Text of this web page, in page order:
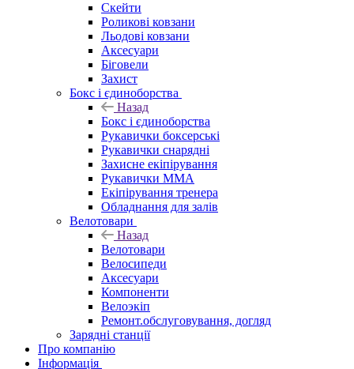
Скейти
Роликові ковзани
Льодові ковзани
Аксесуари
Біговели
Захист
Бокс і єдиноборства
Назад
Бокс і єдиноборства
Рукавички боксерські
Рукавички снарядні
Захисне екіпірування
Рукавички ММА
Екіпірування тренера
Обладнання для залів
Велотовари
Назад
Велотовари
Велосипеди
Аксесуари
Компоненти
Велоэкіп
Ремонт.обслуговування, догляд
Зарядні станції
Про компанію
Інформація